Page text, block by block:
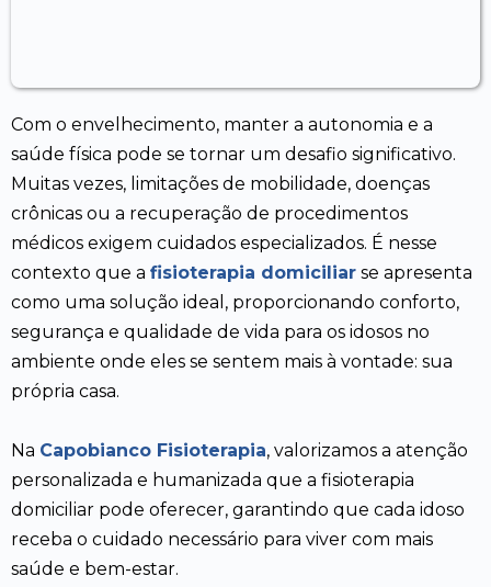
Com o envelhecimento, manter a autonomia e a
saúde física pode se tornar um desafio significativo.
Muitas vezes, limitações de mobilidade, doenças
crônicas ou a recuperação de procedimentos
médicos exigem cuidados especializados. É nesse
contexto que a fisioterapia domiciliar se apresenta
como uma solução ideal, proporcionando conforto,
segurança e qualidade de vida para os idosos no
ambiente onde eles se sentem mais à vontade: sua
própria casa.
Na Capobianco Fisioterapia, valorizamos a atenção
personalizada e humanizada que a fisioterapia
domiciliar pode oferecer, garantindo que cada idoso
receba o cuidado necessário para viver com mais
saúde e bem-estar.